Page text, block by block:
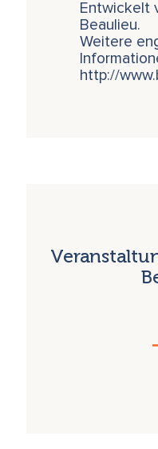
Entwickelt
Beaulieu.
Weitere
http://